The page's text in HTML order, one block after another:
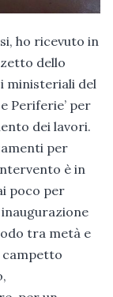
ho ricevuto in
dello
ministeriali del
Periferie’ per
dei lavori.
per
è in
poco per
tra metà e
campetto